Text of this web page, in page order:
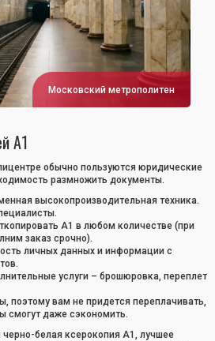
Московский метрополитен
А1
обычно пользуются юридические
размножить документы.
высокопроизводительная техника.
А1 в любом количестве (при
заказ срочно).
личных данных и информации с
услуги – брошюровка, переплет
поэтому вам не придется переплачивать,
смогут даже сэкономить.
черно-белая ксерокопия А1, лучшее